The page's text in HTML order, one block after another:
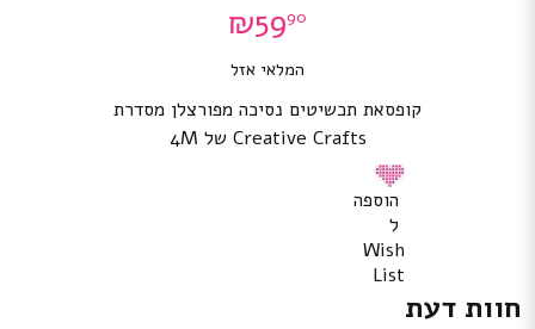
₪5990
המלאי אזל
קופסאת תכשיטים נסיכה מפורצלן מסדרת
Creative Crafts של 4M
הוספה
ל
Wish
List
חוות דעת